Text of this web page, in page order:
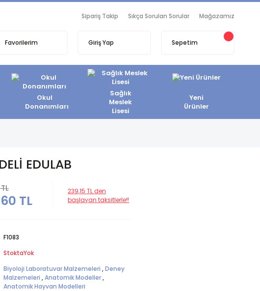
Sipariş Takip Sıkça Sorulan Sorular Mağazamız
Favorilerim Giriş Yap Sepetim
Okul
Donanımları
Sağlık
Meslek
Lisesi
Yeni
Ürünler
EDULAB
TL
239,15 TL den
başlayan taksitlerle!!
F1083
StoktaYok
Biyoloji Laboratuvar Malzemeleri ,Deney
Malzemeleri ,Anatomik Modeller,
Anatomik Hayvan Modelleri